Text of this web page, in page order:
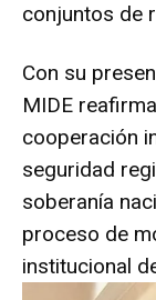
conjuntos de
Con su
MIDE
cooperación
seguridad
soberanía
proceso de
institucional